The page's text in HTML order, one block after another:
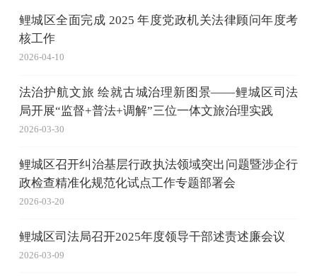
鲤城区全面完成 2025 年度党政机关法律顾问年度考
核工作
2026-04-10
法治护航文旅 绘就古城治理新图景——鲤城区司法
局开展“监督+普法+调解”三位一体文旅治理实践
2026-03-30
鲤城区召开纠治基层行政执法领域突出问题暨涉企行
政检查精准化规范化试点工作专题部署会
2026-03-20
鲤城区司法局召开2025年度领导干部述责述廉会议
2026-03-09